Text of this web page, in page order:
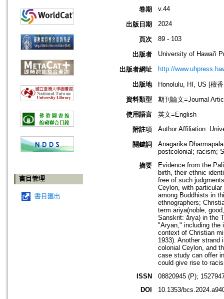
書目管理
書目匯出
卷期 v.44
出版日期 2024
頁次 89 - 103
出版者 University of Hawai'i
出版者網址 http://
出版地
Honolulu, HI, US [檀
資料類型
期刊論文=Journal
使用語言
英文=English
附註項
Author Affiliation:
關鍵詞
Anagārika
postcolonial; racism;
摘要
Evidence from the
birth, their ethnic
free of such
Ceylon, with
among Buddhists in
ethnographers;
term ariya(noble,
Sanskrit: ārya) in the
"Aryan," including the
context of Christian
1933). Another
colonial Ceylon, and
case study can offer
could give rise to
ISSN
08820945 (P);
DOI
10.1353/